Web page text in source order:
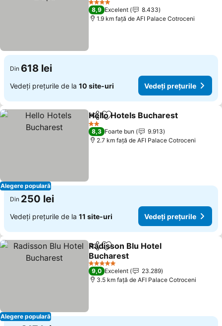
4 Stele
8,9 Excelent
8.433
1.9 km faţă de AFI Palace Cotroceni
Din 618 lei
Vedeți prețurile de la 10 site-uri Vedeți prețurile
Alegere populară
DistribuițiAdăugaţi la favorite
Hello Hotels Bucharest
2 Stele
8,3 Foarte bun
9.913
2.7 km faţă de AFI Palace Cotroceni
Din 250 lei
Vedeți prețurile de la 11 site-uri Vedeți prețurile
Alegere populară
DistribuițiAdăugaţi la favorite
Radisson Blu Hotel
Bucharest
5 Stele
9,0 Excelent
23.289
3.5 km faţă de AFI Palace Cotroceni